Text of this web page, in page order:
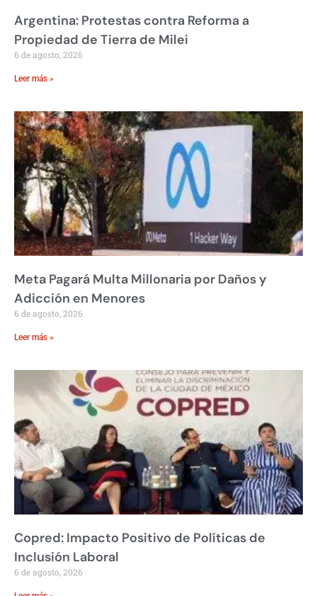
Argentina: Protestas contra Reforma a
Propiedad de Tierra de Milei
6 de agosto, 2026
Leer más »
Meta Pagará Multa Millonaria por Daños y
Adicción en Menores
6 de agosto, 2026
Leer más »
Copred: Impacto Positivo de Políticas de
Inclusión Laboral
6 de agosto, 2026